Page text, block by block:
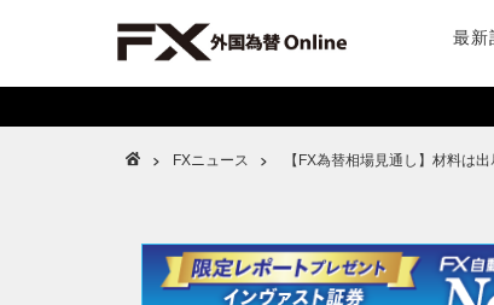
最新
FXニュース 【FX為替相場見通し】材料は